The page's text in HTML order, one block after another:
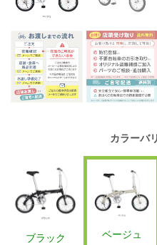
カラーバ
ブラック ベージュ